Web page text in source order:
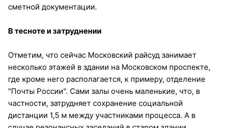
сметной документации.
В тесноте и затруднении
Отметим, что сейчас Московский райсуд занимает
несколько этажей в здании на Московском проспекте,
где кроме него располагается, к примеру, отделение
"Почты России". Сами залы очень маленькие, что, в
частности, затрудняет сохранение социальной
дистанции 1,5 м между участниками процесса. А в